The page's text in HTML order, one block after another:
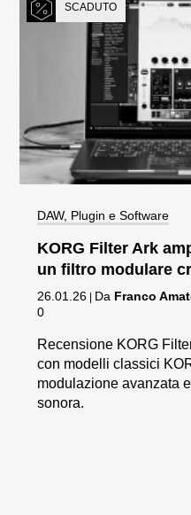
SCADUTO
DAW, Plugin e Software
KORG Filter Ark
un filtro modulare
26.01.26 | Da Franco
0
Recensione KORG
con modelli classici
modulazione avanzata
sonora.